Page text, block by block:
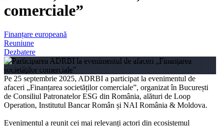
comerciale”
Finanțare europeană
Reuniune
Dezbatere
Pe 25 septembrie 2025, ADRBI a participat la evenimentul de
afaceri „Finanțarea societăților comerciale”, organizat în București
de Consiliul Patronatelor ESG din România, alături de Loop
Operation, Institutul Bancar Român și NAI România & Moldova.
Evenimentul a reunit cei mai relevanți actori din ecosistemul